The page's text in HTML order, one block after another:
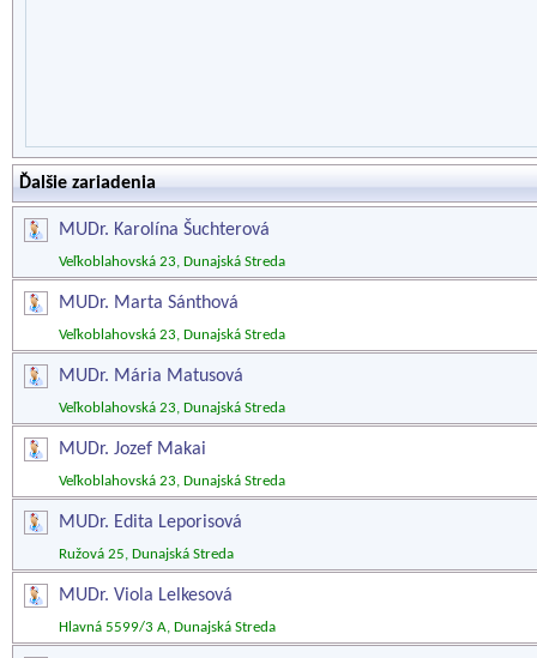
Ďalšie zariadenia
MUDr. Karolína Šuchterová
Veľkoblahovská 23, Dunajská Streda
MUDr. Marta Sánthová
Veľkoblahovská 23, Dunajská Streda
MUDr. Mária Matusová
Veľkoblahovská 23, Dunajská Streda
MUDr. Jozef Makai
Veľkoblahovská 23, Dunajská Streda
MUDr. Edita Leporisová
Ružová 25, Dunajská Streda
MUDr. Viola Lelkesová
Hlavná 5599/3 A, Dunajská Streda